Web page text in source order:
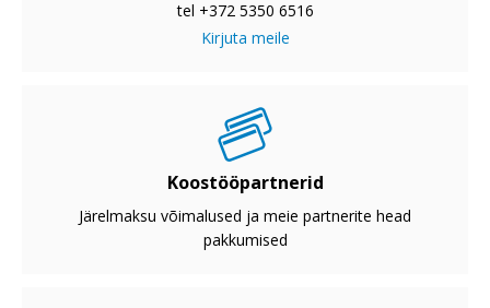
tel +372 5350 6516
Kirjuta meile
Koostööpartnerid
Järelmaksu võimalused ja meie partnerite head
pakkumised